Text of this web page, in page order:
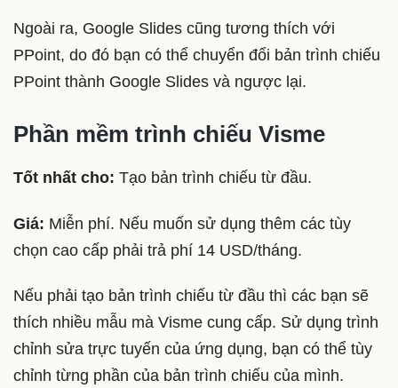
Ngoài ra, Google Slides cũng tương thích với
PPoint, do đó bạn có thể chuyển đổi bản trình chiếu
PPoint thành Google Slides và ngược lại.
Phần mềm trình chiếu Visme
Tốt nhất cho: Tạo bản trình chiếu từ đầu.
Giá: Miễn phí. Nếu muốn sử dụng thêm các tùy
chọn cao cấp phải trả phí 14 USD/tháng.
Nếu phải tạo bản trình chiếu từ đầu thì các bạn sẽ
thích nhiều mẫu mà Visme cung cấp. Sử dụng trình
chỉnh sửa trực tuyến của ứng dụng, bạn có thể tùy
chỉnh từng phần của bản trình chiếu của mình.